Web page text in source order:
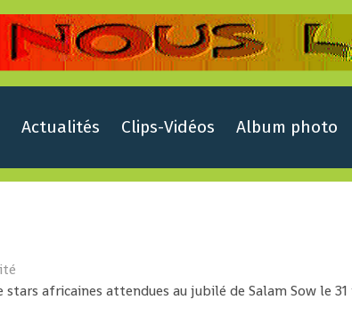
Actualités Clips-Vidéos Album photo
stars africaines attendues au jubilé de Salam Sow le